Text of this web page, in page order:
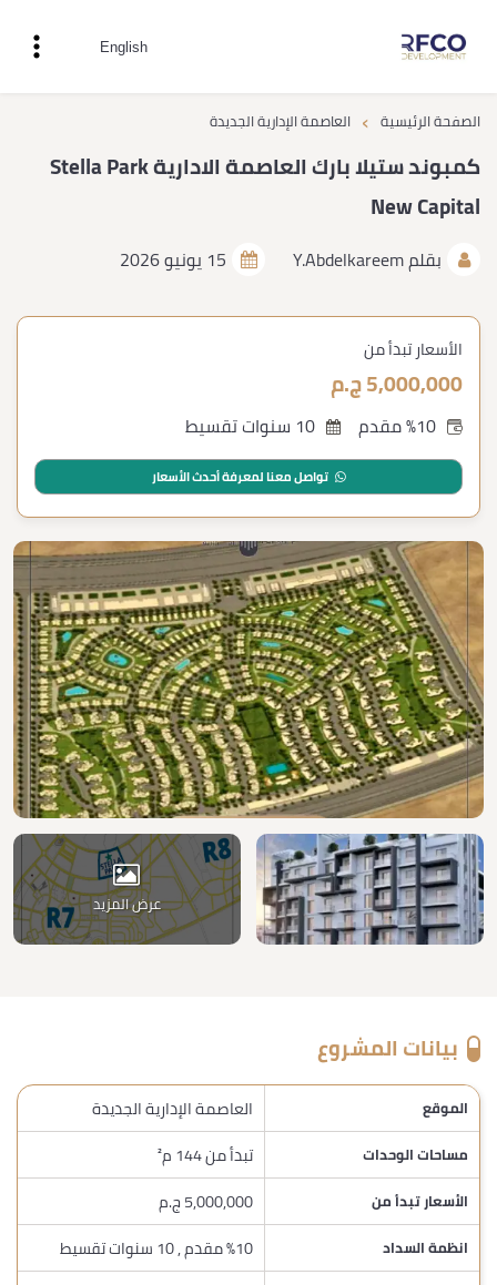
English
الصفحة الرئيسية › العاصمة الإدارية الجديدة
كمبوند ستيلا بارك العاصمة الادارية Stella Park
New Capital
بقلمY.Abdelkareem 15 يونيو 2026
الأسعار تبدأ من
5,000,000 ج.م
%10 مقدم 10 سنوات تقسيط
تواصل معنا لمعرفة أحدث الأسعار
عرض المزيد
بيانات المشروع
الموقع العاصمة الإدارية الجديدة
مساحات الوحدات تبدأ من 144 م²
الأسعار تبدأ من 5,000,000 ج.م
انظمة السداد %10 مقدم , 10 سنوات تقسيط